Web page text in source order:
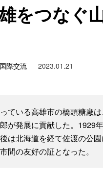
をつなぐ
国際交流 2023.01.21
ている高雄市の橋頭糖廠
が発展に貢献した。1929
は北海道を経て佐渡の公
間の友好の証となった。